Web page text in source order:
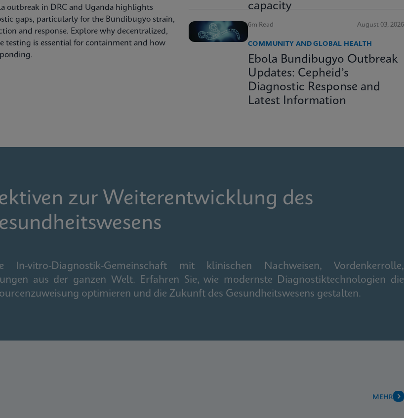
outbreak in DRC and Uganda highlights
gaps, particularly for the Bundibugyo strain,
and response. Explore why decentralized,
testing is essential for containment and how
capacity
6m Read August 03, 2026
COMMUNITY AND GLOBAL HEALTH
Ebola Bundibugyo Outbreak
Updates: Cepheid’s
Diagnostic Response and
Latest Information
zur Weiterentwicklung des
vitro-Diagnostik-Gemeinschaft mit klinischen Nachweisen, Vordenkerrolle,
aus der ganzen Welt. Erfahren Sie, wie modernste Diagnostiktechnologien die
optimieren und die Zukunft des Gesundheitswesens gestalten.
MEHR